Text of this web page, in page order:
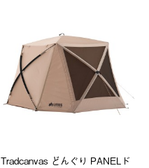
Tradcanvas どんぐり PANELド